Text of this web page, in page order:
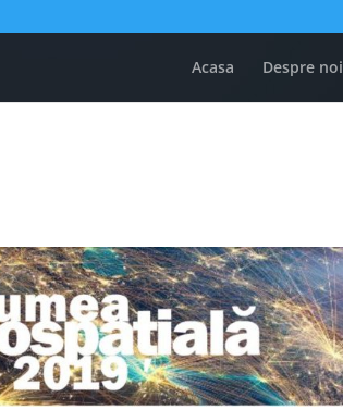
Acasa Despre noi